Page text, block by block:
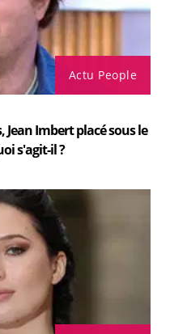
Actu People
Jean Imbert placé sous le
s'agit-il ?